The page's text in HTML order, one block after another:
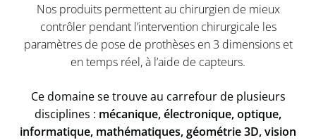
Nos produits permettent au chirurgien de mieux
contrôler pendant l’intervention chirurgicale les
paramètres de pose de prothèses en 3 dimensions et
en temps réel, à l’aide de capteurs.
Ce domaine se trouve au carrefour de plusieurs
disciplines : mécanique, électronique, optique,
informatique, mathématiques, géométrie 3D, vision